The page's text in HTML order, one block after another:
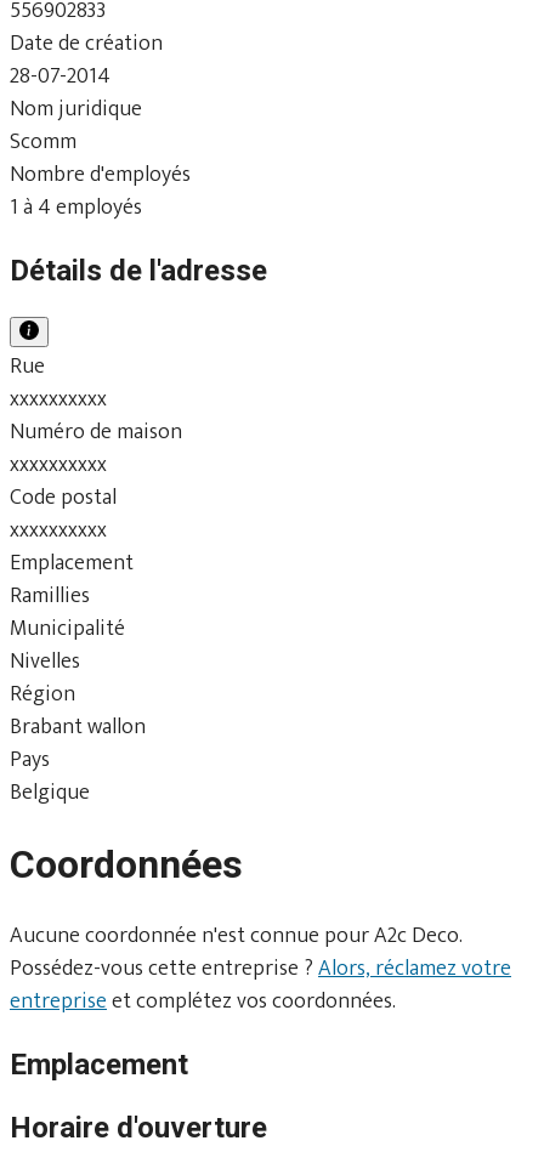
556902833
Date de création
28-07-2014
Nom juridique
Scomm
Nombre d'employés
1 à 4 employés
Détails de l'adresse
Rue
xxxxxxxxxx
Numéro de maison
xxxxxxxxxx
Code postal
xxxxxxxxxx
Emplacement
Ramillies
Municipalité
Nivelles
Région
Brabant wallon
Pays
Belgique
Coordonnées
Aucune coordonnée n'est connue pour A2c Deco.
Possédez-vous cette entreprise ?Alors, réclamez votre
entrepriseet complétez vos coordonnées.
Emplacement
Horaire d'ouverture